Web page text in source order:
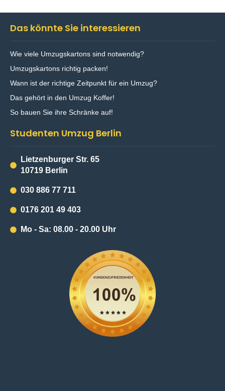
Das könnte Sie interessieren
Wie viele Umzugskartons sind notwendig?
Umzugskartons richtig packen!
Wann ist der richtige Zeitpunkt für ein Umzug?
Das gehört in den Umzug Koffer!
So bauen Sie ihre Schränke auf!
Studenten Umzug Berlin
Lietzenburger Str. 65
10719 Berlin
030 886 77 711
0176 201 49 403
Mo - Sa: 08.00 - 20.00 Uhr